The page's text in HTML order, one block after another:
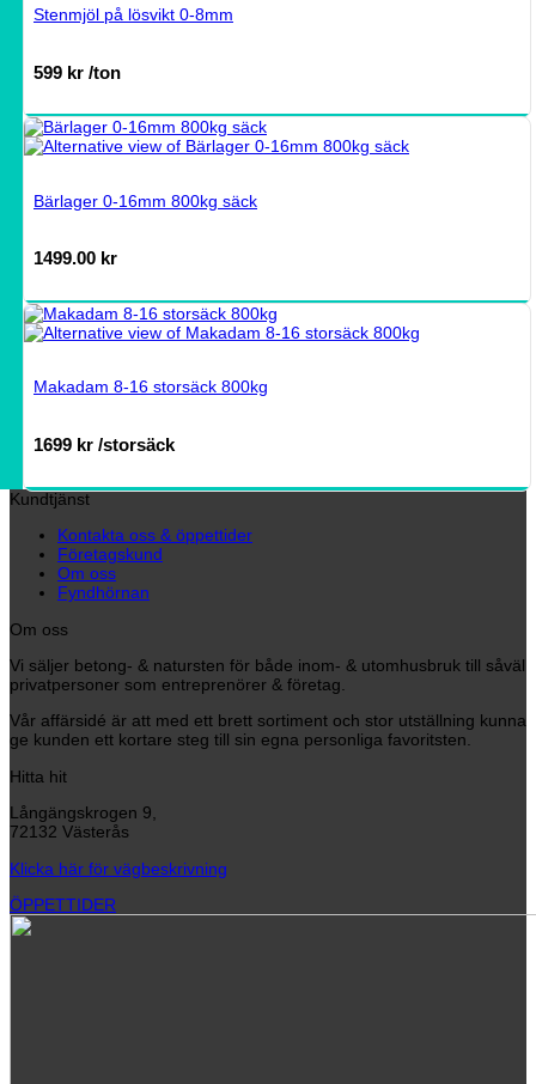
Stenmjöl på lösvikt 0-8mm
599 kr /ton
Bärlager 0-16mm 800kg säck
1499.00 kr
Makadam 8-16 storsäck 800kg
1699 kr /storsäck
Kundtjänst
Kontakta oss & öppettider
Företagskund
Om oss
Fyndhörnan
Om oss
Vi säljer betong- & natursten för både inom- & utomhusbruk till såväl
privatpersoner som entreprenörer & företag.
Vår affärsidé är att med ett brett sortiment och stor utställning kunna
ge kunden ett kortare steg till sin egna personliga favoritsten.
Hitta hit
Långängskrogen 9,
72132 Västerås
Klicka här för vägbeskrivning
ÖPPETTIDER